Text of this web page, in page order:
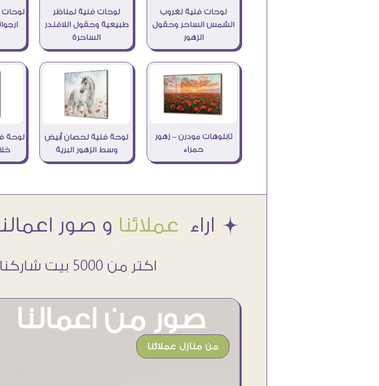
لوحات فنية لغروب
الشمس الساحر وحقول
الزهور
لوحات فنية لمناظر
طبيعية وحقول اللافندر
الساحرة
لوحات
تابلوهات مودرن – زهور
حمراء
لوحة فنية لحصان أبيض
وسط الزهور البرية
لوحة
Æ اراء عملائنا و صور
اكتر من 5000 بيت شاركنا فى اننا نخلى حوائطهم اجمل
صور من اعمالنا
من منازل عملائنا